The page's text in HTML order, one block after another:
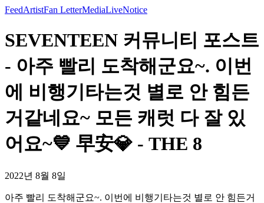
FeedArtistFan LetterMediaLiveNotice
SEVENTEEN 커뮤니티 포스트
- 아주 빨리 도착해군요~. 이번
에 비행기타는것 별로 안 힘든
거같네요~ 모든 캐럿 다 잘 있
어요~💙 早安💎 - THE 8
2022년 8월 8일
아주 빨리 도착해군요~. 이번에 비행기타는것 별로 안 힘든거